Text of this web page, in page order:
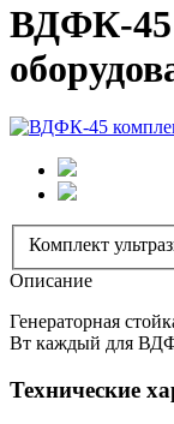
ВДФК-45
Комплект
Описание
Генераторная
Вт каждый для
Технические